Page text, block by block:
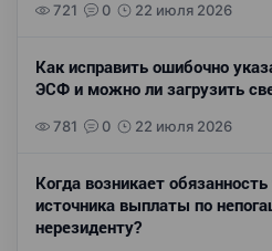
721 0 22 июля 2026
Как исправить ошибочно
ЭСФ и можно ли загрузить
781 0 22 июля 2026
Когда возникает
источника выплаты по
нерезиденту?